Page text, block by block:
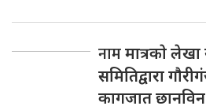
नाममात्रकाे
समितिद्वारा
कागजात